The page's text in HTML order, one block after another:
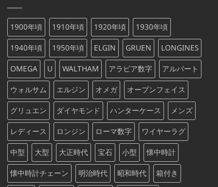
¥88,000
で
た。
は
¥88,000
で
す。
1900年頃 1910年頃 1920年頃 1930年頃
1940年頃 1950年頃 ELGIN GRUEN LONGINES
OMEGA U WALTHAM アラビア数字 アルバート
ウォルサム エルジン オメガ オープンフェイス
グリュエン ダイヤモンド ハンターケース メンズ
レディース ロンジン ローマ数字 ワイヤーラグ
中型 大型 大正時代 宝石 小型 懐中時計
懐中時計チェーン 明治時代 昭和時代 箱付き